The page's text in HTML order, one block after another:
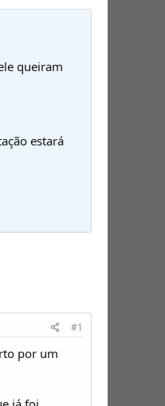
queiram
estará
#1
por um